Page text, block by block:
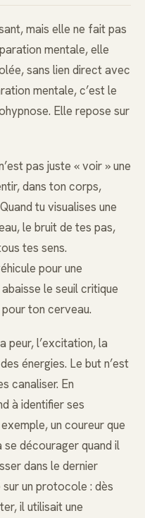
mais elle ne fait pas
mentale, elle
sans lien direct avec
mentale, c’est le
Elle repose sur
pas juste « voir » une
dans ton corps,
tu visualises une
le bruit de tes pas,
tes sens.
pour une
le seuil critique
ton cerveau.
peur, l’excitation, la
énergies. Le but n’est
canaliser. En
à identifier ses
un coureur que
se décourager quand il
dans le dernier
un protocole : dès
il utilisait une